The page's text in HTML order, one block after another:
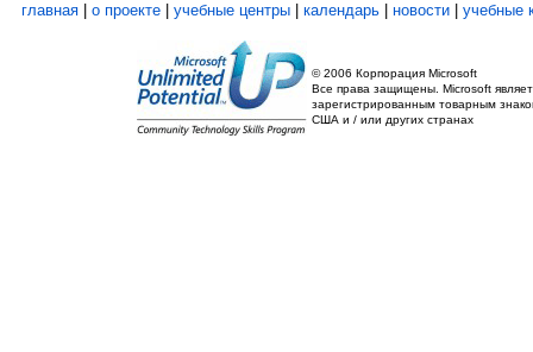
главная о проекте учебные центры календарь новости учебные
© 2006 Корпорация Microsoft
Все права защищены. Microsoft
зарегистрированным товарным
США и / или других странах